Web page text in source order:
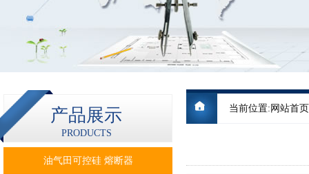
产品展示
PRODUCTS
油气田可控硅 熔断器
当前位置: 网站首页